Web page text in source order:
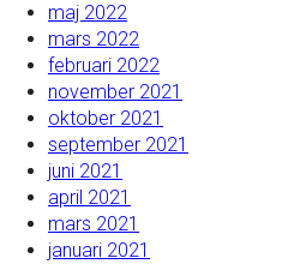
maj 2022
mars 2022
februari 2022
november 2021
oktober 2021
september 2021
juni 2021
april 2021
mars 2021
januari 2021